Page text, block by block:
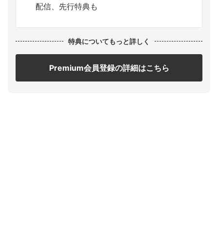
配信、先行特典も
特典についてもっと詳しく
Premium会員登録の詳細はこちら